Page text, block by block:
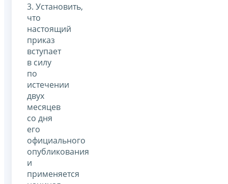
3. Установить,
что
настоящий
приказ
вступает
в силу
по
истечении
двух
месяцев
со дня
его
официального
опубликования
и
применяется